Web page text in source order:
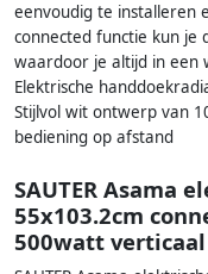
eenvoudig te installeren
connected functie kun je
waardoor je altijd in een
Elektrische
Stijlvol wit ontwerp van
bediening op afstand
SAUTER Asama
55x103.2cm
500watt